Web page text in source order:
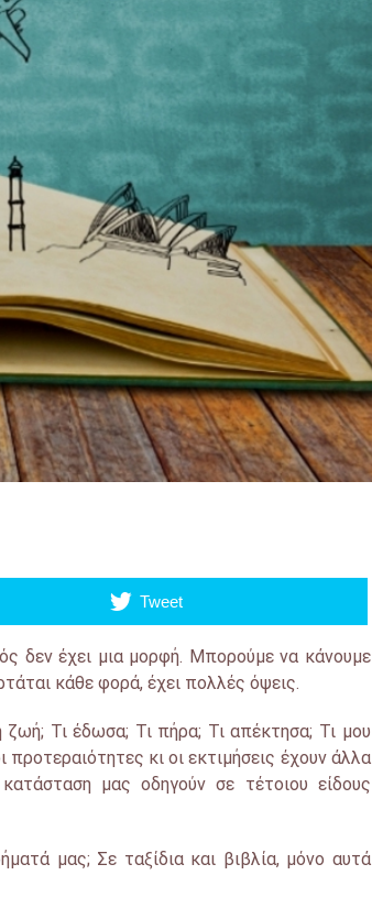
Tweet
δεν έχει μια μορφή. Μπορούμε να κάνουμε
κάθε φορά, έχει πολλές όψεις.
ζωή; Τι έδωσα; Τι πήρα; Τι απέκτησα; Τι μου
κι οι εκτιμήσεις έχουν άλλα
μας οδηγούν σε τέτοιου είδους
μας; Σε ταξίδια και βιβλία, μόνο αυτά